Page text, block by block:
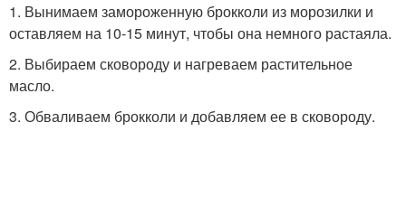
1. Вынимаем замороженную брокколи из морозилки и
оставляем на 10-15 минут, чтобы она немного растаяла.
2. Выбираем сковороду и нагреваем растительное
масло.
3. Обваливаем брокколи и добавляем ее в сковороду.